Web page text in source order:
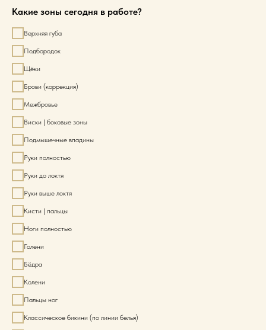
Какие зоны сегодня в работе?
Верхняя губа
Подбородок
Щёки
Брови (коррекция)
Межбровье
Виски | боковые зоны
Подмышечные впадины
Руки полностью
Руки до локтя
Руки выше локтя
Кисти | пальцы
Ноги полностью
Голени
Бёдра
Колени
Пальцы ног
Классическое бикини (по линии белья)